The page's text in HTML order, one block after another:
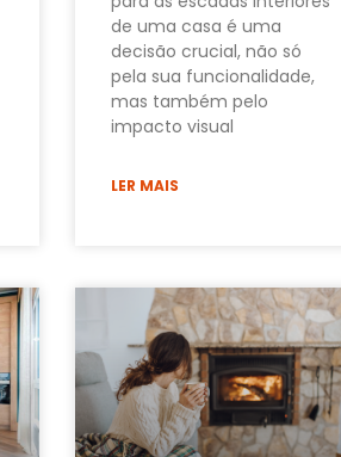
de uma casa é uma
decisão crucial, não só
pela sua funcionalidade,
mas também pelo
impacto visual
LER MAIS